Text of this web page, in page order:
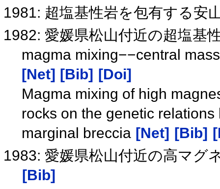
1981: 超塩基性岩を包有する安
1982: 愛媛県松山付近の超塩基
magma mixing−−central
[Net] [Bib]
[Doi]
Magma mixing of high
rocks on the genetic
marginal breccia [Net] [Bib]
1983: 愛媛県松山付近の高マグ
[Bib]